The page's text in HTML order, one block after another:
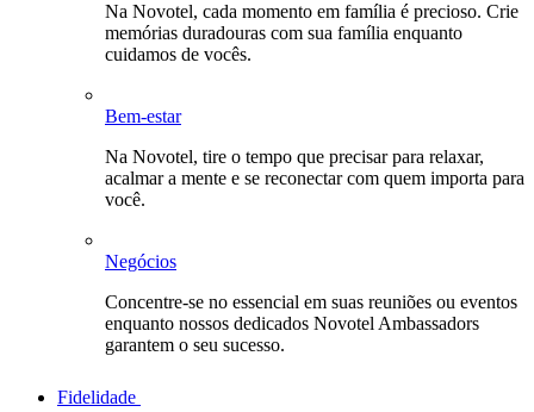
Na Novotel, cada momento em família é precioso. Crie
memórias duradouras com sua família enquanto
cuidamos de vocês.
Bem-estar
Na Novotel, tire o tempo que precisar para relaxar,
acalmar a mente e se reconectar com quem importa para
você.
Negócios
Concentre-se no essencial em suas reuniões ou eventos
enquanto nossos dedicados Novotel Ambassadors
garantem o seu sucesso.
Fidelidade